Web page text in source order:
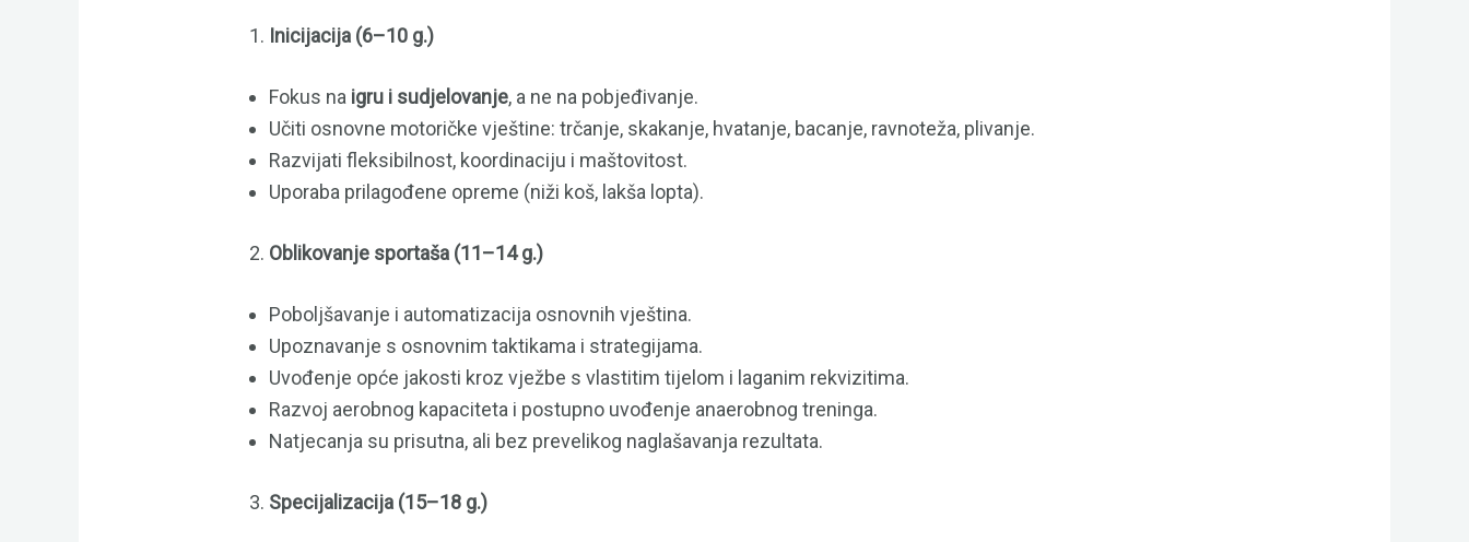
Inicijacija (6–10 g.)
Fokus na igru i sudjelovanje, a ne na pobjeđivanje.
Učiti osnovne motoričke vještine: trčanje, skakanje, hvatanje, bacanje, ravnoteža, plivanje.
Razvijati fleksibilnost, koordinaciju i maštovitost.
Uporaba prilagođene opreme (niži koš, lakša lopta).
Oblikovanje sportaša (11–14 g.)
Poboljšavanje i automatizacija osnovnih vještina.
Upoznavanje s osnovnim taktikama i strategijama.
Uvođenje opće jakosti kroz vježbe s vlastitim tijelom i laganim rekvizitima.
Razvoj aerobnog kapaciteta i postupno uvođenje anaerobnog treninga.
Natjecanja su prisutna, ali bez prevelikog naglašavanja rezultata.
Specijalizacija (15–18 g.)